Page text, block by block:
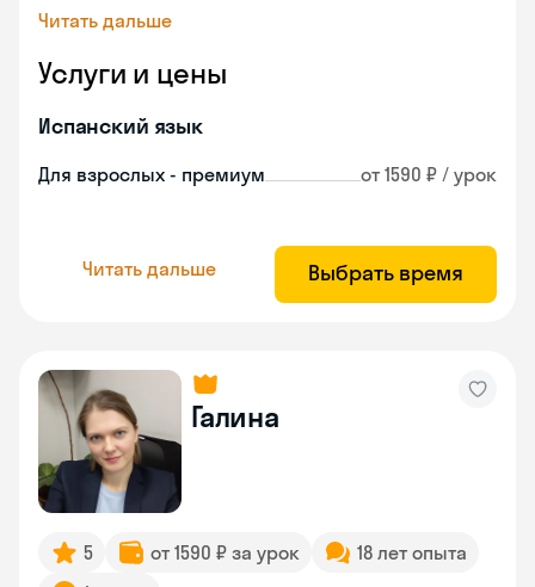
Читать дальше
Услуги и цены
Испанский язык
Для взрослых - премиум от 1590 ₽ / урок
Читать дальше Выбрать время
Галина
5 от 1590 ₽ за урок
18 лет опыта